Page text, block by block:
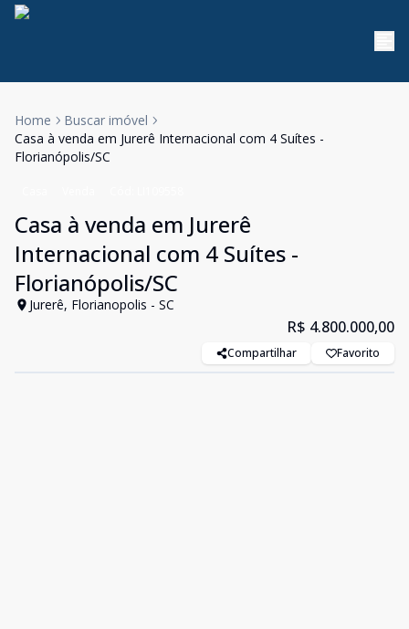
Home
Buscar imóvel
Casa à venda em Jurerê Internacional com 4 Suítes -
Florianópolis/SC
Casa à venda em Jurerê
Internacional com 4 Suítes -
Florianópolis/SC
Jurerê, Florianopolis - SC
R$ 4.800.000,00
Compartilhar Favorito